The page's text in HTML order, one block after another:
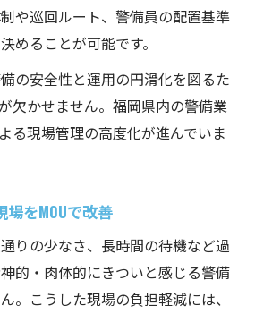
や巡回ルート、警備員の配置基準
めることが可能です。
の安全性と運用の円滑化を図るた
欠かせません。福岡県内の警備業
る現場管理の高度化が進んでいま
をMOUで改善
りの少なさ、長時間の待機など過
的・肉体的にきついと感じる警備
。こうした現場の負担軽減には、